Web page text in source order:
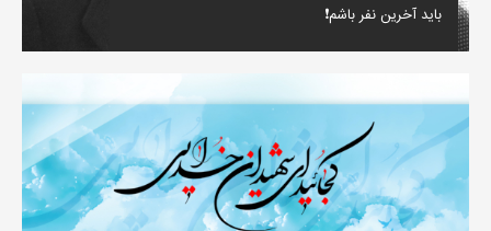
باید آخرین نفر باشم❗️